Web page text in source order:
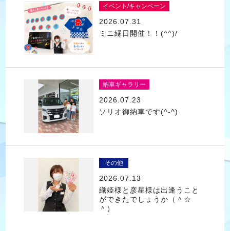
イベント/キャンペーン
2026.07.31
ミニ縁日開催！！(^^)/
納車ギャラリー
2026.07.23
ソリオ御納車です(^-^)
その他
2026.07.13
織姫様と彦星様は出逢うこと
ができたでしょうか（＾☆
＾）